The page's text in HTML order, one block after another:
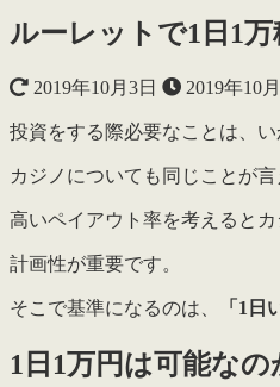
ルーレットで1日1
2019年10月3日 2019年10
投資をする際必要なことは、
カジノについても同じことが言
高いペイアウト率を考えると
計画性が重要です。
そこで基準になるのは、 「1日
1日1万円は可能なの